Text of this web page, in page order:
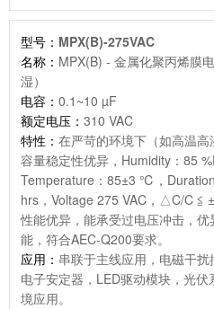
型号： MPX(B)-275VAC
名称： MPX(B) - 金属化聚丙烯膜
湿）
电容： 0.1~10 µF
额定电压： 310 VAC
特性： 在严苛的环境下（如高温高
容量稳定性优异，Humidity：85
Temperature：85±3 ℃，
hrs，Voltage 275 VAC，△C/C ≦
性能优异，能承受过电压冲击，优
能，符合AEC-Q200要求。
应用： 串联于主线应用，电磁干扰
电子安定器，LED驱动模块，光伏
境应用。